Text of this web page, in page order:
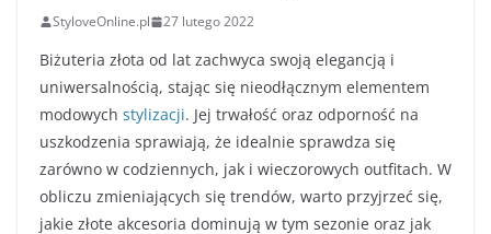
StyloveOnline.pl 27 lutego 2022
Biżuteria złota od lat zachwyca swoją elegancją i
uniwersalnością, stając się nieodłącznym elementem
modowych stylizacji. Jej trwałość oraz odporność na
uszkodzenia sprawiają, że idealnie sprawdza się
zarówno w codziennych, jak i wieczorowych outfitach. W
obliczu zmieniających się trendów, warto przyjrzeć się,
jakie złote akcesoria dominują w tym sezonie oraz jak